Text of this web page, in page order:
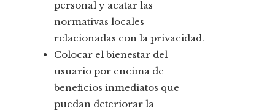
personal y acatar las
normativas locales
relacionadas con la privacidad.
Colocar el bienestar del
usuario por encima de
beneficios inmediatos que
puedan deteriorar la